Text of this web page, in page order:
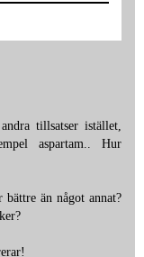
tillsatser istället,
aspartam.. Hur
bättre än något annat?